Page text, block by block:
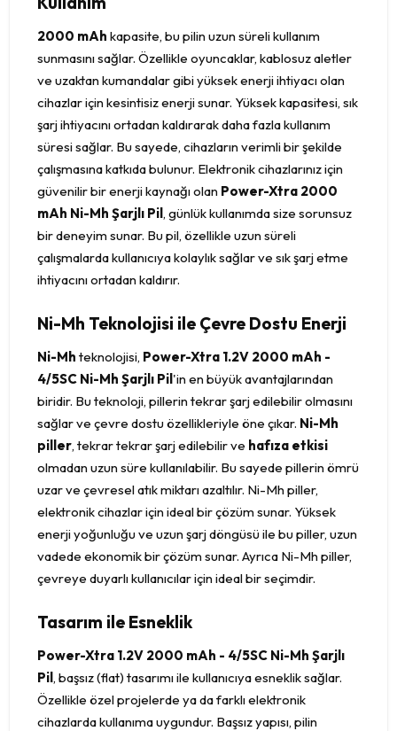
2000 mAh kapasite, bu pilin uzun süreli kullanım
sunmasını sağlar. Özellikle oyuncaklar, kablosuz aletler
ve uzaktan kumandalar gibi yüksek enerji ihtiyacı olan
cihazlar için kesintisiz enerji sunar. Yüksek kapasitesi, sık
şarj ihtiyacını ortadan kaldırarak daha fazla kullanım
süresi sağlar. Bu sayede, cihazların verimli bir şekilde
çalışmasına katkıda bulunur. Elektronik cihazlarınız için
güvenilir bir enerji kaynağı olan Power-Xtra 2000
mAh Ni-Mh Şarjlı Pil, günlük kullanımda size sorunsuz
bir deneyim sunar. Bu pil, özellikle uzun süreli
çalışmalarda kullanıcıya kolaylık sağlar ve sık şarj etme
ihtiyacını ortadan kaldırır.
Ni-Mh Teknolojisi ile Çevre Dostu Enerji
Ni-Mh teknolojisi, Power-Xtra 1.2V 2000 mAh -
4/5SC Ni-Mh Şarjlı Pil'in en büyük avantajlarından
biridir. Bu teknoloji, pillerin tekrar şarj edilebilir olmasını
sağlar ve çevre dostu özellikleriyle öne çıkar. Ni-Mh
piller, tekrar tekrar şarj edilebilir ve hafıza etkisi
olmadan uzun süre kullanılabilir. Bu sayede pillerin ömrü
uzar ve çevresel atık miktarı azaltılır. Ni-Mh piller,
elektronik cihazlar için ideal bir çözüm sunar. Yüksek
enerji yoğunluğu ve uzun şarj döngüsü ile bu piller, uzun
vadede ekonomik bir çözüm sunar. Ayrıca Ni-Mh piller,
çevreye duyarlı kullanıcılar için ideal bir seçimdir.
Tasarım ile Esneklik
Power-Xtra 1.2V 2000 mAh - 4/5SC Ni-Mh Şarjlı
Pil, başsız (flat) tasarımı ile kullanıcıya esneklik sağlar.
Özellikle özel projelerde ya da farklı elektronik
cihazlarda kullanıma uygundur. Başsız yapısı, pilin